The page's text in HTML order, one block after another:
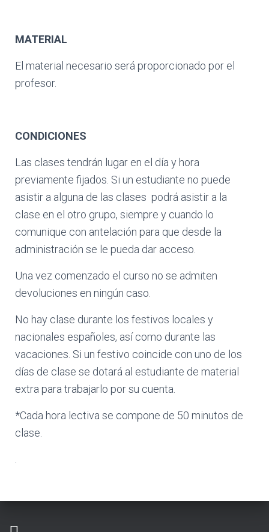
MATERIAL
El material necesario será proporcionado por el
profesor.
CONDICIONES
Las clases tendrán lugar en el día y hora
previamente fijados. Si un estudiante no puede
asistir a alguna de las clases podrá asistir a la
clase en el otro grupo, siempre y cuando lo
comunique con antelación para que desde la
administración se le pueda dar acceso.
Una vez comenzado el curso no se admiten
devoluciones en ningún caso.
No hay clase durante los festivos locales y
nacionales españoles, así como durante las
vacaciones. Si un festivo coincide con uno de los
días de clase se dotará al estudiante de material
extra para trabajarlo por su cuenta.
*Cada hora lectiva se compone de 50 minutos de
clase.